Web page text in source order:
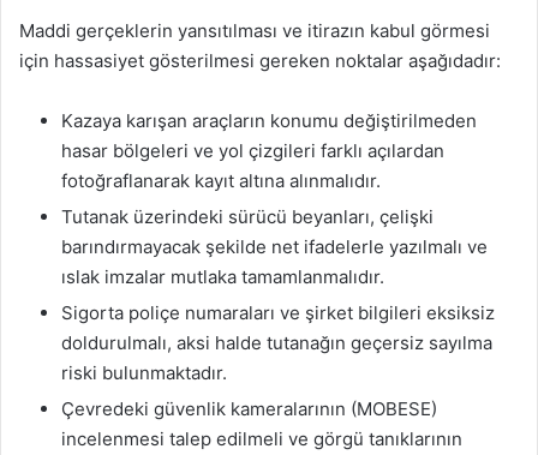
Maddi gerçeklerin yansıtılması ve itirazın kabul görmesi
için hassasiyet gösterilmesi gereken noktalar aşağıdadır:
Kazaya karışan araçların konumu değiştirilmeden
hasar bölgeleri ve yol çizgileri farklı açılardan
fotoğraflanarak kayıt altına alınmalıdır.
Tutanak üzerindeki sürücü beyanları, çelişki
barındırmayacak şekilde net ifadelerle yazılmalı ve
ıslak imzalar mutlaka tamamlanmalıdır.
Sigorta poliçe numaraları ve şirket bilgileri eksiksiz
doldurulmalı, aksi halde tutanağın geçersiz sayılma
riski bulunmaktadır.
Çevredeki güvenlik kameralarının (MOBESE)
incelenmesi talep edilmeli ve görgü tanıklarının